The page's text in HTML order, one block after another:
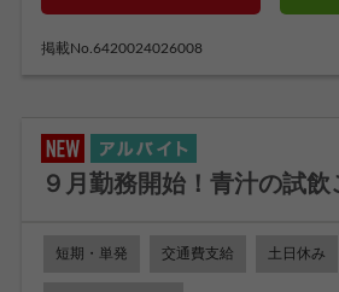
掲載No.6420024026008
９月勤務開始！青汁の試飲
短期・単発 交通費支給 土日休み